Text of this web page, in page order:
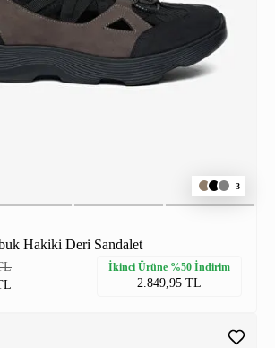
3
Hakiki Deri Sandalet
İkinci Ürüne %50 İndirim
2.849,95 TL